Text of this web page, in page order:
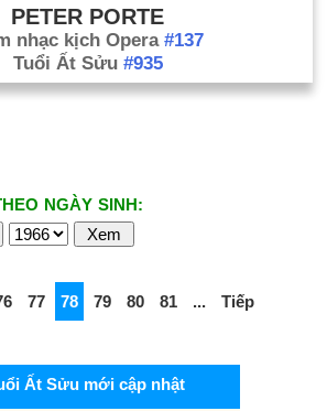
PETER PORTE
nhạc kịch Opera #137
Tuổi Ất Sửu #935
NGÀY SINH:
77 78 79 80 81 ... Tiếp
Ất Sửu mới cập nhật